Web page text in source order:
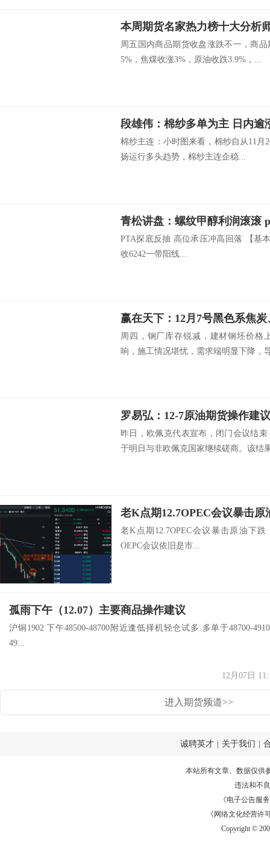
本周期货名家热力榜十大分析
周五国内商品期货收盘涨跌不一，商
5%，焦煤收涨3%，原油收跌3.9%，...
段雄伟：棉纱多单为主 日内逾
棉纱主连：小时图来看，棉纱自从11月
扬运行多头趋势，棉纱主连企稳...
青松讲盘：螺纹甲醇利润滚滚
PTA探底反抽 高位承压冲高回落 【基
收6242一带阳线...
赢在天下：12月7号黑色系焦
周四，钢厂库存锐减，建材钢坯价格
响，施工情况堪忧，需求端明显下降，
昨日，欧佩克代表宣布，闭门会议结
于明日与非欧佩克国家继续磋商。该结
老K点期12.7OPEC会议暴击原
老K点期12.7OPEC会议暴击原油下
OEPC会议依旧是市...
孤雨下午（12.07）主要商品操作建议
沪铜1902 下午48500-48700附近逢低择机轻仓试多 多单于48700-
49...
12月07日
进入期货频道>>
诚聘英才 关于我们
本站所有文章、数据仅供
违法和不
《电子公告服务
《网络文化经营许
Copyright ©